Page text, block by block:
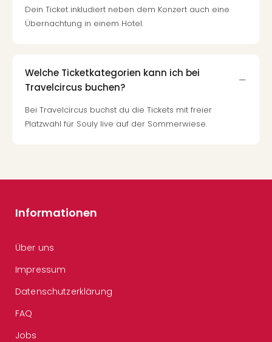
Dein Ticket inkludiert neben dem Konzert auch eine
Übernachtung in einem Hotel.
Welche Ticketkategorien kann ich bei
Travelcircus buchen?
Bei Travelcircus buchst du die Tickets mit freier
Platzwahl für Souly live auf der Sommerwiese.
Informationen
Über uns
Impressum
Datenschutzerklärung
FAQ
Jobs